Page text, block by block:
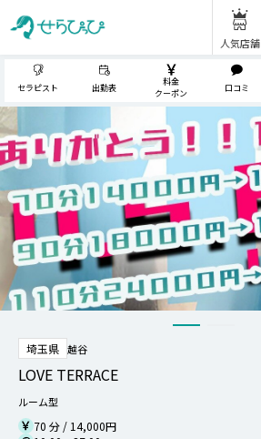
人気店舗
セラピスト 出勤表
料金
クーポン
口コミ
埼玉県 越谷
LOVE TERRACE
ルーム型
70 分 / 14,000円